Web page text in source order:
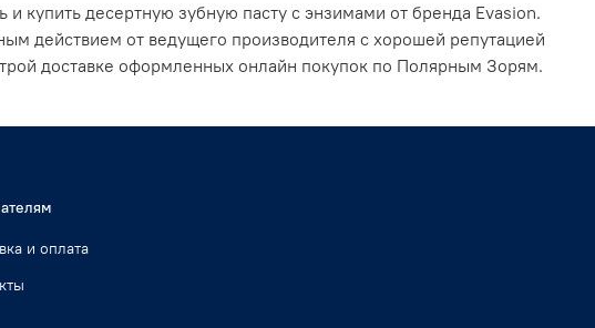
купить десертную зубную пасту с энзимами от бренда Evasion.
действием от ведущего производителя с хорошей репутацией
доставке оформленных онлайн покупок по Полярным Зорям.
и оплата